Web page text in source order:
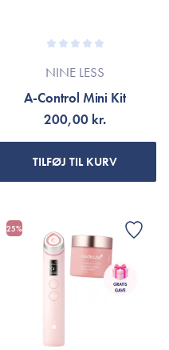
NINE LESS
A-Control Mini Kit
200,00 kr.
TILFØJ TIL KURV
25%